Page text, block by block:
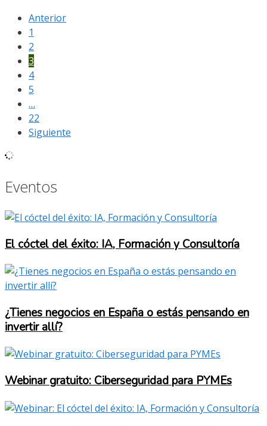
Anterior
1
2
3
4
5
…
22
Siguiente
Eventos
El cóctel del éxito: IA, Formación y Consultoría
¿Tienes negocios en España o estás pensando en
invertir allí?
Webinar gratuito: Ciberseguridad para PYMEs